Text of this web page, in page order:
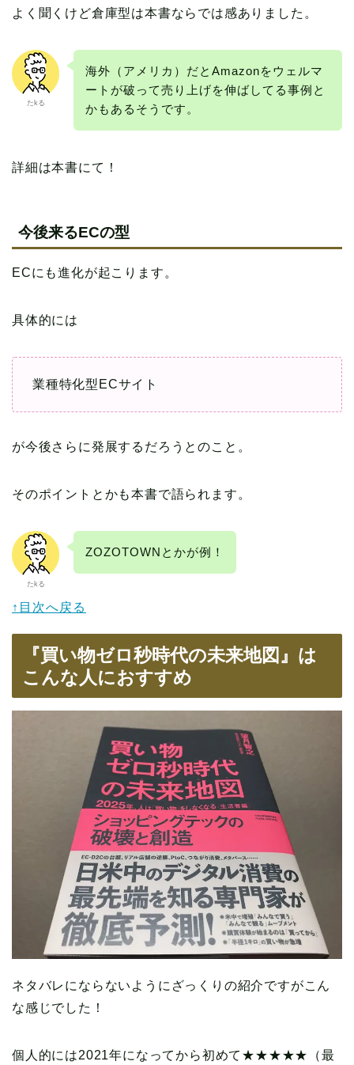
よく聞くけど倉庫型は本書ならでは感ありました。
たkる
海外（アメリカ）だとAmazonをウェルマ
ートが破って売り上げを伸ばしてる事例と
かもあるそうです。
詳細は本書にて！
今後来るECの型
ECにも進化が起こります。
具体的には
業種特化型ECサイト
が今後さらに発展するだろうとのこと。
そのポイントとかも本書で語られます。
たkる
ZOZOTOWNとかが例！
↑目次へ戻る
『買い物ゼロ秒時代の未来地図』は
こんな人におすすめ
ネタバレにならないようにざっくりの紹介ですがこん
な感じでした！
個人的には2021年になってから初めて★★★★★（最